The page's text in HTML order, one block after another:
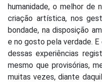
humanidade, o melhor de
criação artística, nos
bondade, na disposição
e no gosto pela verdade. E
dessas experiências
mesmo que provisórias,
muitas vezes, diante